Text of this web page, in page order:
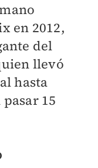
en 2012,
del
llevó
hasta
15